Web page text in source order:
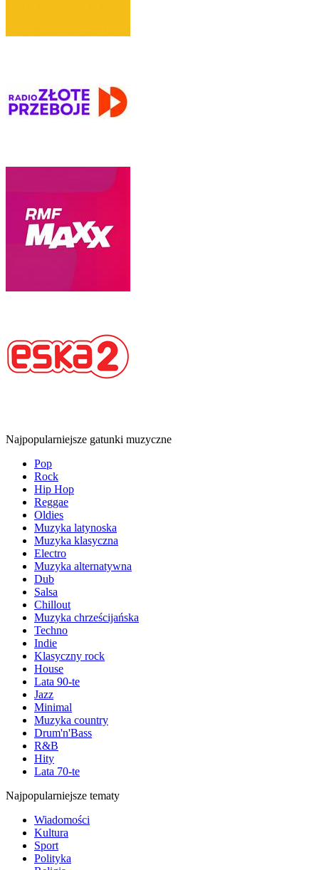
Najpopularniejsze gatunki muzyczne
Pop
Rock
Hip Hop
Reggae
Oldies
Muzyka latynoska
Muzyka klasyczna
Electro
Muzyka alternatywna
Dub
Salsa
Chillout
Muzyka chrześcijańska
Techno
Indie
Klasyczny rock
House
Lata 90-te
Jazz
Minimal
Muzyka country
Drum'n'Bass
R&B
Hity
Lata 70-te
Najpopularniejsze tematy
Wiadomości
Kultura
Sport
Polityka